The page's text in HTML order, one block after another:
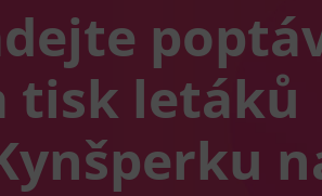
tisk letáků